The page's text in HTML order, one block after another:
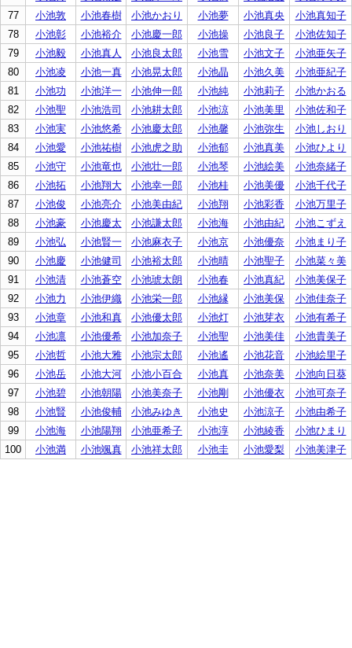
77
小池敦 小池春樹 小池かおり 小池夢 小池真央
小池真知子
78
小池彰 小池裕介 小池慶一郎 小池操 小池良子
小池佐知子
79
小池毅 小池真人 小池良太郎 小池雪 小池文子
小池亜矢子
80
小池凌 小池一真 小池晃太郎 小池晶 小池久美
小池亜紀子
81
小池功 小池洋一 小池伸一郎 小池純 小池莉子
小池かおる
82
小池聖 小池浩司 小池耕太郎 小池涼 小池美里
小池佐和子
83
小池実 小池悠希 小池慶太郎 小池馨 小池弥生
小池しおり
84
小池愛 小池祐樹 小池虎之助 小池郁 小池真美
小池ひより
85
小池守 小池竜也 小池壮一郎 小池琴 小池絵美
小池奈緒子
86
小池拓 小池翔大 小池幸一郎 小池桂 小池美優
小池千代子
87
小池俊 小池亮介 小池美由紀 小池翔 小池彩香
小池万里子
88
小池豪 小池慶太 小池謙太郎 小池海 小池由紀
小池こずえ
89
小池弘 小池賢一 小池麻衣子 小池京 小池優奈
小池まり子
90
小池慶 小池健司 小池裕太郎 小池晴 小池聖子
小池菜々美
91
小池清 小池蒼空 小池琥太朗 小池春 小池真紀
小池美保子
92
小池力 小池伊織 小池栄一郎 小池縁 小池美保
小池佳奈子
93
小池章 小池和真 小池優太郎 小池灯 小池芽衣
小池有希子
94
小池凛 小池優希 小池加奈子 小池聖 小池美佳
小池貴美子
95
小池哲 小池大雅 小池宗太郎 小池遙 小池花音
小池絵里子
96
小池岳 小池大河 小池小百合 小池真 小池奈美
小池向日葵
97
小池碧 小池朝陽 小池美奈子 小池剛 小池優衣
小池可奈子
98
小池賢 小池俊輔 小池みゆき 小池史 小池涼子
小池由希子
99
小池海 小池陽翔 小池亜希子 小池淳 小池綾香
小池ひまり
100
小池満 小池颯真 小池祥太郎 小池圭 小池愛梨 小池美津子